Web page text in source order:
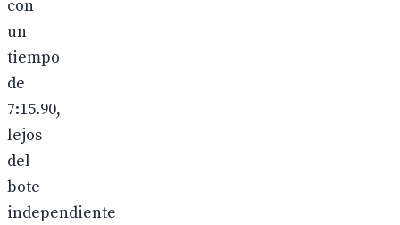
con
un
tiempo
de
7:15.90,
lejos
del
bote
independiente